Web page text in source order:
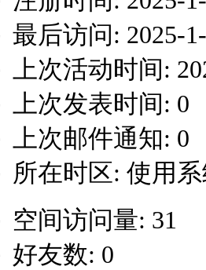
最后访问: 2025-
上次活动时间:
上次发表时间: 0
上次邮件通知: 0
所在时区: 使用
空间访问量: 31
好友数: 0